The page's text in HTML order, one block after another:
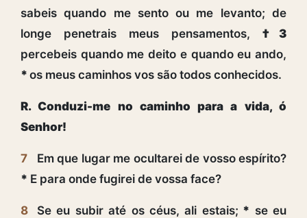
sabeis quando me sento ou me levanto; de
longe penetrais meus pensamentos, †3
percebeis quando me deito e quando eu ando,
* os meus caminhos vos são todos conhecidos.
R. Conduzi-me no caminho para a vida, ó
Senhor!
7
Em que lugar me ocultarei de vosso espírito?
* E para onde fugirei de vossa face?
8 Se eu subir até os céus, ali estais; * se eu